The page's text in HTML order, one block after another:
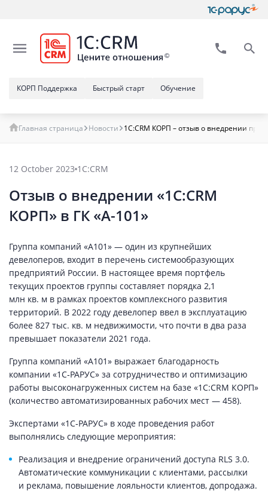
Обучение
Быстрый старт
КОРП Поддержка
Главная страница Новости 1С:CRM КОРП – отзыв о внедрении
12 October 2023 1С:CRM
Отзыв о внедрении «1С:CRM
КОРП» в ГК «А-101»
Группа компаний «А101» — один из крупнейших
девелоперов, входит в перечень системообразующих
предприятий России. В настоящее время портфель
текущих проектов группы составляет порядка 2,1
млн кв. м в рамках проектов комплексного развития
территорий. В 2022 году девелопер ввел в эксплуатацию
более 827 тыс. кв. м недвижимости, что почти в два раза
превышает показатели 2021 года.
Группа компаний «А101» выражает благодарность
компании «1С‑РАРУС» за сотрудничество и оптимизацию
работы высоконагруженных систем на базе «1С:CRM КОРП»
(количество автоматизированных рабочих мест — 458).
Экспертами «1С‑РАРУС» в ходе проведения работ
выполнялись следующие мероприятия:
Реализация и внедрение ограничений доступа RLS 3.0.
Автоматические коммуникации с клиентами, рассылки
и реклама, повышение лояльности клиентов, допродажа.